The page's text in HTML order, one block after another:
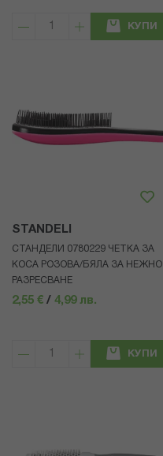
КУПИ
STANDELI
СТАНДЕЛИ 0780229 ЧЕТКА ЗА
КОСА РОЗОВА/БЯЛА ЗА НЕЖНО
РАЗРЕСВАНЕ
2,55 € / 4,99 лв.
КУПИ